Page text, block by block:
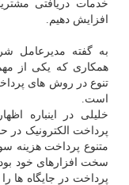
افزایش دهیم.
به گفته مدیرعامل
همکاری که یکی از
تنوع در روش های
است.
خلیلی در اینباره
پرداخت الکترونیک
متنوع پرداخت هزینه
سخت افزارهای خود
پرداخت در جایگاه ها